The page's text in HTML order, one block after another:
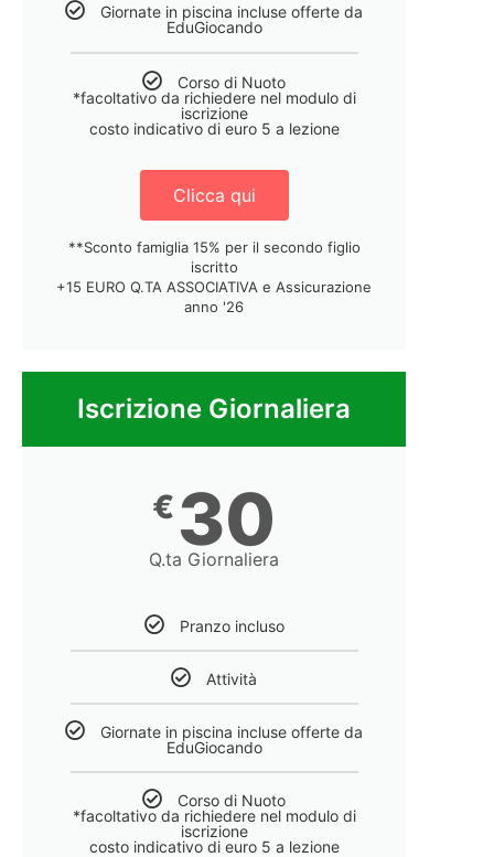
Giornate in piscina incluse offerte da
EduGiocando
Corso di Nuoto
*facoltativo da richiedere nel modulo di
iscrizione
costo indicativo di euro 5 a lezione
Clicca qui
**Sconto famiglia 15% per il secondo figlio
iscritto
+15 EURO Q.TA ASSOCIATIVA e Assicurazione
anno '26
Iscrizione Giornaliera
€ 30
Q.ta Giornaliera
Pranzo incluso
Attività
Giornate in piscina incluse offerte da
EduGiocando
Corso di Nuoto
*facoltativo da richiedere nel modulo di
iscrizione
costo indicativo di euro 5 a lezione